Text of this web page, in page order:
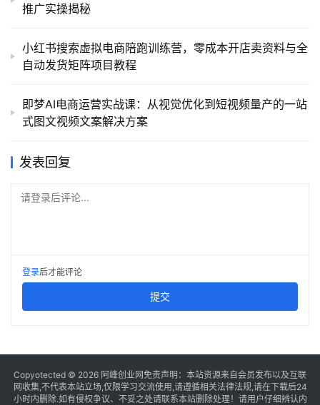
推广实操揭秘
小红书搜索虚拟电商陪跑训练营，零成本开店卖资料与全
自动发货矩阵项目教程
即梦AI电商运营实战课：从视觉优化到短视频量产的一站
式图文视频文案解决方案
发表回复
请登录后评论...
登录后才能评论
提交
Copyotected © 2026 阿峰创业网 免责声明：本站资源来自会员发布以及互联
网收集,不代表本站立场,仅限学习交流使用,请遵循相关法律法规,请在下载后24
小时内删除.如有侵权争议、不妥之处请联系本站删除处理！请用户仔细辨认内